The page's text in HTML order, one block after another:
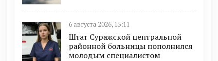
6 августа 2026, 15:11
Штат Суражской центральной
районной больницы пополнился
молодым специалистом